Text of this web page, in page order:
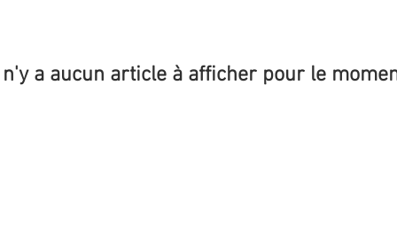
a aucun article à afficher pour le